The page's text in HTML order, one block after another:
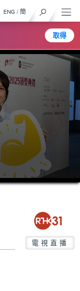
取得
ENG / 簡
電視直播